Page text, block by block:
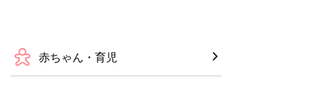
赤ちゃん・育児